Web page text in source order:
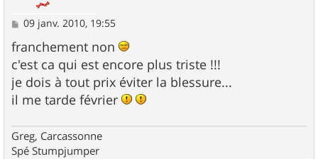
M
s
s
a
g
e
09 janv. 2010, 19:55
franchement non
c'est ca qui est encore plus triste !!!
je dois à tout prix éviter la blessure...
il me tarde février
Greg, Carcassonne
Spé Stumpjumper